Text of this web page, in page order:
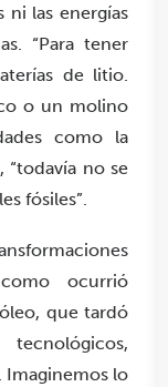
ni las energías
“Para tener
de litio.
o un molino
como la
“todavía no se
fósiles”.
ocurrió
que tardó
Imaginemos lo